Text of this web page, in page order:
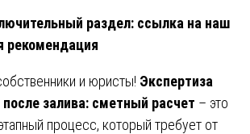
раздел: ссылка на наш
рекомендация
и юристы! Экспертиза
залива: сметный расчет – это
процесс, который требует от